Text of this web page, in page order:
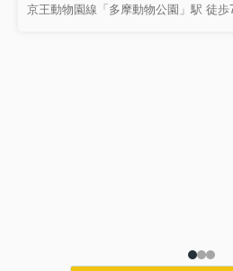
京王動物園線「多摩動物公園」駅 徒歩